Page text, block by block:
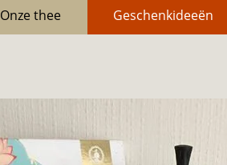
Onze thee Geschenkideeën